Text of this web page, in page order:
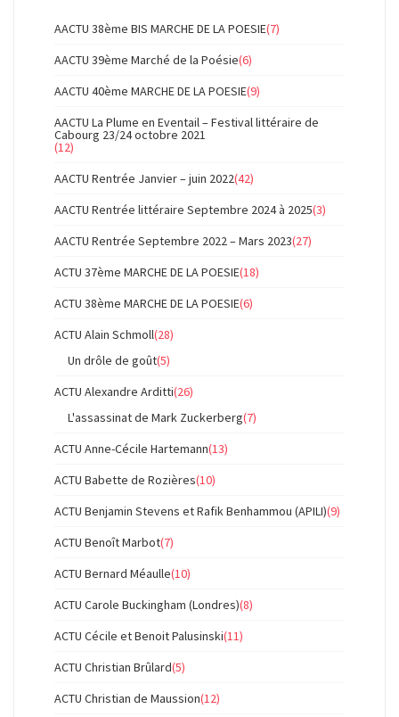
AACTU 38ème BIS MARCHE DE LA POESIE(7)
AACTU 39ème Marché de la Poésie(6)
AACTU 40ème MARCHE DE LA POESIE(9)
AACTU La Plume en Eventail – Festival littéraire de
Cabourg 23/24 octobre 2021
(12)
AACTU Rentrée Janvier – juin 2022(42)
AACTU Rentrée littéraire Septembre 2024 à 2025(3)
AACTU Rentrée Septembre 2022 – Mars 2023(27)
ACTU 37ème MARCHE DE LA POESIE(18)
ACTU 38ème MARCHE DE LA POESIE(6)
ACTU Alain Schmoll(28)
Un drôle de goût(5)
ACTU Alexandre Arditti(26)
L'assassinat de Mark Zuckerberg(7)
ACTU Anne-Cécile Hartemann(13)
ACTU Babette de Rozières(10)
ACTU Benjamin Stevens et Rafik Benhammou (APILI)(9)
ACTU Benoît Marbot(7)
ACTU Bernard Méaulle(10)
ACTU Carole Buckingham (Londres)(8)
ACTU Cécile et Benoit Palusinski(11)
ACTU Christian Brûlard(5)
ACTU Christian de Maussion(12)